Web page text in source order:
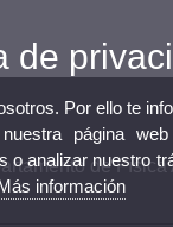
de
de
Por ello te
página
o analizar nuestro
información